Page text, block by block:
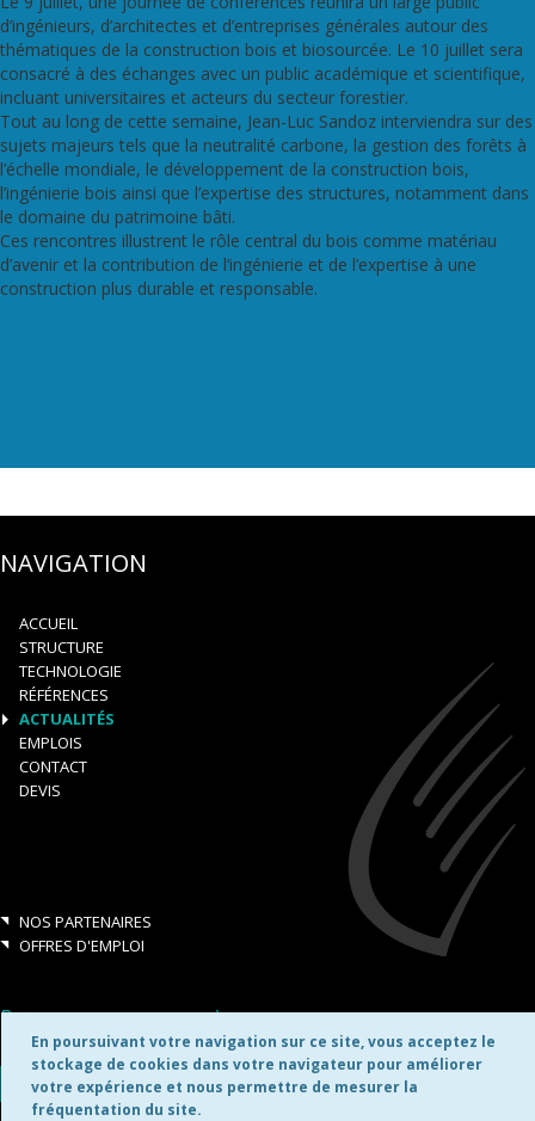
d’ingénieurs, d’architectes et d’entreprises générales autour des
thématiques de la construction bois et biosourcée. Le 10 juillet sera
consacré à des échanges avec un public académique et scientifique,
incluant universitaires et acteurs du secteur forestier.
Tout au long de cette semaine, Jean-Luc Sandoz interviendra sur des
sujets majeurs tels que la neutralité carbone, la gestion des forêts à
l’échelle mondiale, le développement de la construction bois,
l’ingénierie bois ainsi que l’expertise des structures, notamment dans
le domaine du patrimoine bâti.
Ces rencontres illustrent le rôle central du bois comme matériau
d’avenir et la contribution de l’ingénierie et de l’expertise à une
construction plus durable et responsable.
NAVIGATION
ACCUEIL
STRUCTURE
TECHNOLOGIE
RÉFÉRENCES
ACTUALITÉS
EMPLOIS
CONTACT
DEVIS
NOS PARTENAIRES
OFFRES D'EMPLOI
Retrouvez-nous aussi sur:
En poursuivant votre navigation sur ce site, vous acceptez le
stockage de cookies dans votre navigateur pour améliorer
votre expérience et nous permettre de mesurer la
fréquentation du site.